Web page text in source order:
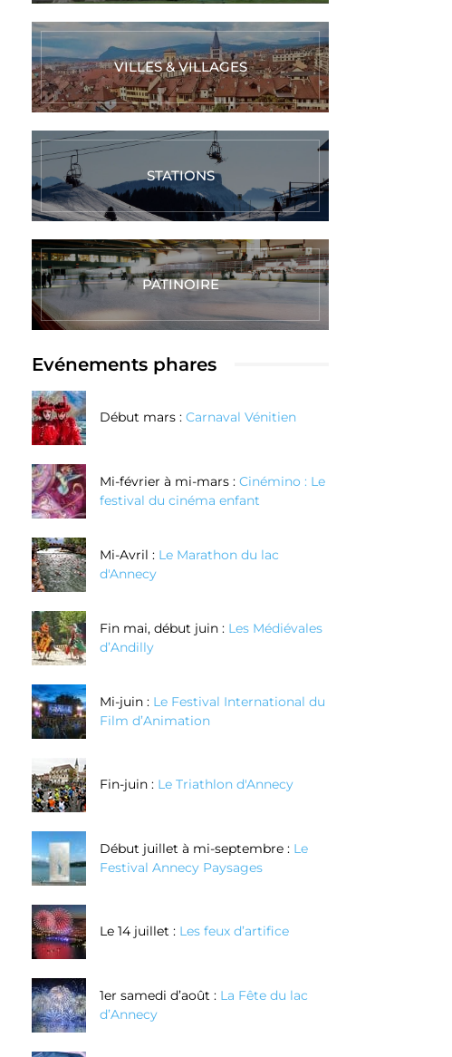
VILLES & VILLAGES
STATIONS
PATINOIRE
Evénements phares
Début mars : Carnaval Vénitien
Mi-février à mi-mars : Cinémino : Le
festival du cinéma enfant
Mi-Avril : Le Marathon du lac
d'Annecy
Fin mai, début juin : Les Médiévales
d’Andilly
Mi-juin : Le Festival International du
Film d’Animation
Fin-juin : Le Triathlon d'Annecy
Début juillet à mi-septembre : Le
Festival Annecy Paysages
Le 14 juillet : Les feux d’artifice
1er samedi d’août : La Fête du lac
d’Annecy